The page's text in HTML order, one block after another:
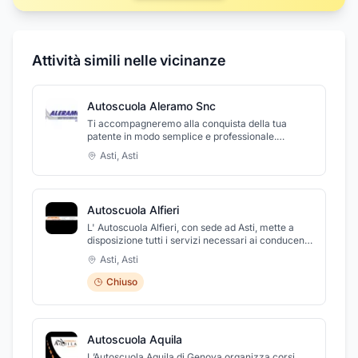
Attività simili nelle vicinanze
Autoscuola Aleramo Snc
Ti accompagneremo alla conquista della tua
patente in modo semplice e professionale.
Guidare è bello, guidare bene è importante!
Asti, Asti
Autoscuola Alfieri
L' Autoscuola Alfieri, con sede ad Asti, mette a
disposizione tutti i servizi necessari ai conducenti
di veicoli per il conseguimento di tutti i tipi di
patenti. L'agenzia fornisce, quindi, supporto
didattico, sia per la prova teorica sia per quella di
guida, per il conseguimento delle patenti di guida
delle categorie AM - A1 - A2 - A - B - B96 e B+E,
nonché per le patenti superiori C - D - E. L'
punti per tutte le patenti e per la Carta di
Qualificazione del Conducente (CQC) e fornisce
Asti, Asti
Chiuso
Autoscuola Aquila